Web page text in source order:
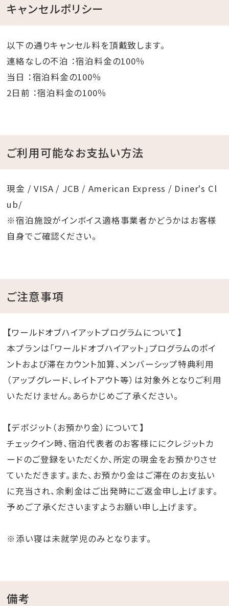
キャンセルポリシー
以下の通りキャンセル料を頂戴致します。
連絡なしの不泊 ：宿泊料金の100％
当日 ：宿泊料金の100％
2日前 ：宿泊料金の100％
ご利用可能なお支払い方法
現金 / VISA / JCB / American Express / Diner's Cl
ub/
※宿泊施設がインボイス適格事業者かどうかはお客様
自身でご確認ください。
ご注意事項
【ワールドオブハイアットプログラムについて】
本プランは「ワールドオブハイアット」プログラムのポイ
ントおよび滞在カウント加算、メンバーシップ特典利用
（アップグレード、レイトアウト等）は対象外となりご利用
いただけません。あらかじめご了承ください。
【デポジット（お預かり金）について】
チェックイン時、宿泊代表者のお客様ににクレジットカ
ードのご登録をいただくか、所定の現金をお預かりさせ
ていただきます。また、お預かり金はご滞在のお支払い
に充当され、余剰金はご出発時にご返金申し上げます。
予めご了承くださいますようお願い申し上げます。
※添い寝は未就学児のみとなります。
備考